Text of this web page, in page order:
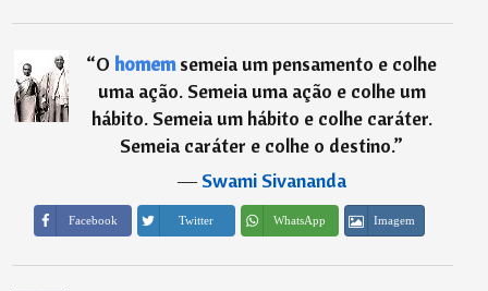
“O homemsemeia um pensamento e colhe
uma ação. Semeia uma ação e colhe um
hábito. Semeia um hábito e colhe caráter.
Semeia caráter e colhe o destino.”
―Swami Sivananda
Facebook Twitter WhatsApp Imagem